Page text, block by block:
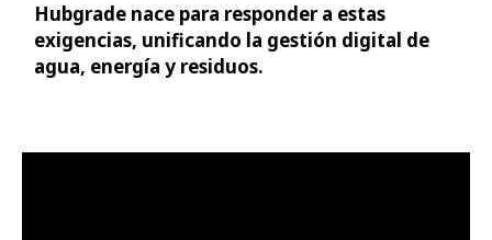
Hubgrade nace para responder a estas
exigencias, unificando la gestión digital de
agua, energía y residuos.